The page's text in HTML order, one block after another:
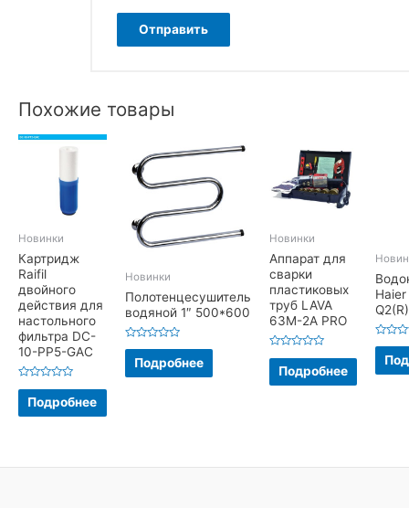
Похожие товары
Новинки
Картридж
Raifil
двойного
действия для
настольного
фильтра DC-
10-PP5-GAC
Оценка
5
Подробнее
Новинки
Полотенцесушитель
водяной 1″ 500*600
Оценка
5
Подробнее
Новинки
Аппарат для
сварки
пластиковых
труб LAVA
63М-2А PRO
Оценка
5
Подробнее
Haier
Q2(R)
Оценка
5